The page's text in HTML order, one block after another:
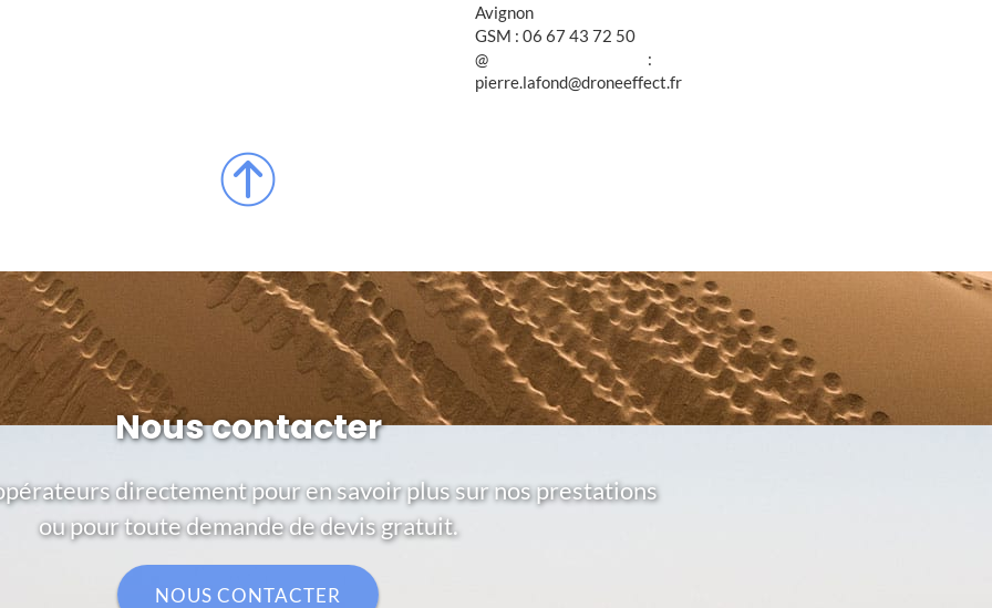
Avignon
GSM : 06 67 43 72 50
@ :
pierre.lafond@droneeffect.fr
Nous contacter
directement pour en savoir plus sur nos prestations
ou pour toute demande de devis gratuit.
NOUS CONTACTER